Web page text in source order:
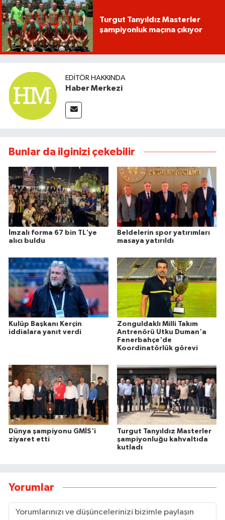
Turgut Tanyıldız Masterler
şampiyonluk maçına çıkıyor
EDITÖR HAKKINDA
Haber Merkezi
Bunlar da ilginizi çekebilir
İmzalı forma 67 bin TL'ye
alıcı buldu
Beldelerin spor yatırımları
masaya yatırıldı
Kulüp Başkanı Kerçin
iddialara yanıt verdi
Zonguldaklı Milli Takım
Antrenörü Utku Duman'a
Fenerbahçe'de
Koordinatörlük görevi
Dünya şampiyonu GMİS'i
ziyaret etti
Turgut Tanyıldız Masterler
şampiyonluğu kahvaltıda
kutladı
Yorumlar